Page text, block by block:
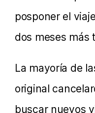
posponer el
dos meses más
La mayoría de
original
buscar nuevos